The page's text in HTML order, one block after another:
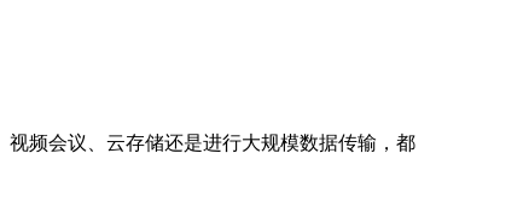
频会议、云存储还是进行大规模数据传输，都